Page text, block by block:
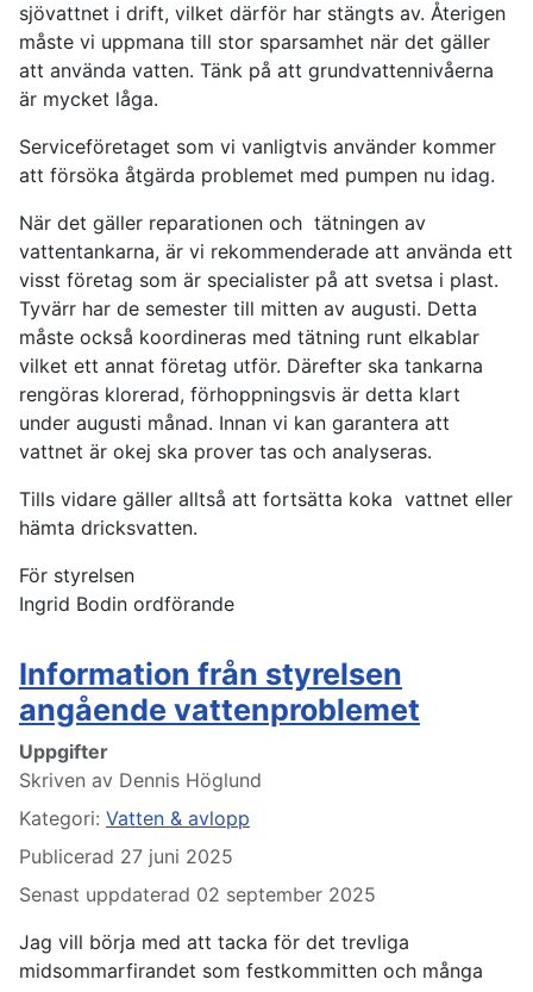
sjövattnet i drift, vilket därför har stängts av. Återigen
måste vi uppmana till stor sparsamhet när det gäller
att använda vatten. Tänk på att grundvattennivåerna
är mycket låga.
Serviceföretaget som vi vanligtvis använder kommer
att försöka åtgärda problemet med pumpen nu idag.
När det gäller reparationen och tätningen av
vattentankarna, är vi rekommenderade att använda ett
visst företag som är specialister på att svetsa i plast.
Tyvärr har de semester till mitten av augusti. Detta
måste också koordineras med tätning runt elkablar
vilket ett annat företag utför. Därefter ska tankarna
rengöras klorerad, förhoppningsvis är detta klart
under augusti månad. Innan vi kan garantera att
vattnet är okej ska prover tas och analyseras.
Tills vidare gäller alltså att fortsätta koka vattnet eller
hämta dricksvatten.
För styrelsen
Ingrid Bodin ordförande
Information från styrelsen
angående vattenproblemet
Uppgifter
Skriven av Dennis Höglund
Kategori: Vatten & avlopp
Publicerad 27 juni 2025
Senast uppdaterad 02 september 2025
Jag vill börja med att tacka för det trevliga
midsommarfirandet som festkommitten och många